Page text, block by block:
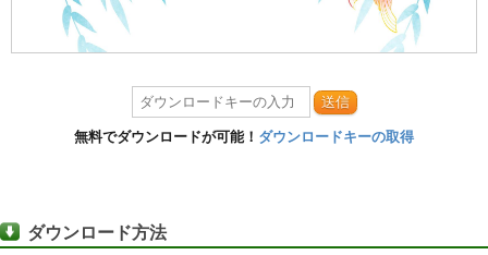
送信
無料でダウンロードが可能！ ダウンロードキーの取得
ダウンロード方法